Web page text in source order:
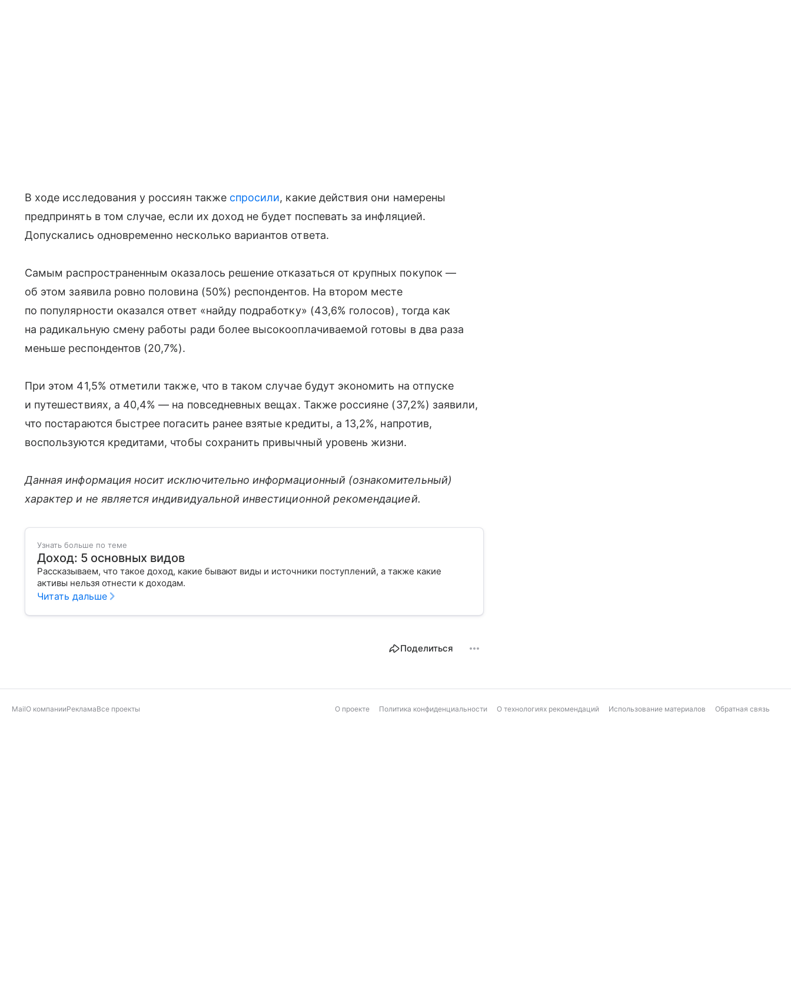
В ходе исследования у россиян также спросили, какие действия они намерены
предпринять в том случае, если их доход не будет поспевать за инфляцией.
Допускались одновременно несколько вариантов ответа.
Самым распространенным оказалось решение отказаться от крупных покупок —
об этом заявила ровно половина (50%) респондентов. На втором месте
по популярности оказался ответ «найду подработку» (43,6% голосов), тогда как
на радикальную смену работы ради более высокооплачиваемой готовы в два раза
меньше респондентов (20,7%).
При этом 41,5% отметили также, что в таком случае будут экономить на отпуске
и путешествиях, а 40,4% — на повседневных вещах. Также россияне (37,2%) заявили,
что постараются быстрее погасить ранее взятые кредиты, а 13,2%, напротив,
воспользуются кредитами, чтобы сохранить привычный уровень жизни.
Данная информация носит исключительно информационный (ознакомительный)
характер и не является индивидуальной инвестиционной рекомендацией.
Узнать больше по теме
Доход: 5 основных видов
Рассказываем, что такое доход, какие бывают виды и источники поступлений, а также какие
активы нельзя отнести к доходам.
Читать дальше
Поделиться
MailО компанииРекламаВсе проекты О проекте Политика конфиденциальности О технологиях рекомендаций Использование материалов Обратная связь